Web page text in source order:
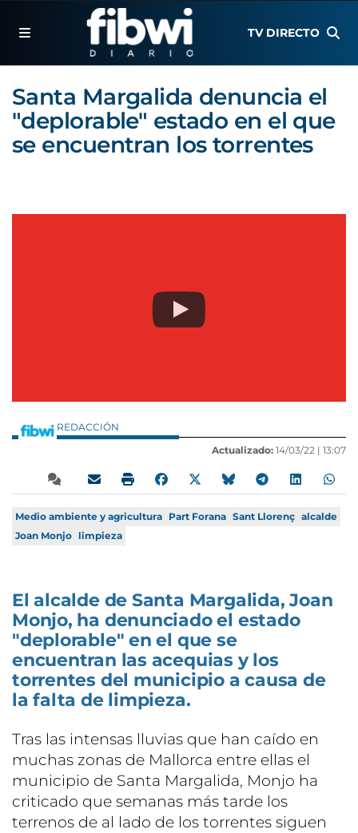
TV DIRECTO
Santa Margalida denuncia el
"deplorable" estado en el que
se encuentran los torrentes
REDACCIÓN
Actualizado: 14/03/22 | 13:07
Medio ambiente y agricultura Part Forana Sant Llorenç alcalde
Joan Monjo limpieza
El alcalde de Santa Margalida, Joan
Monjo, ha denunciado el estado
"deplorable" en el que se
encuentran las acequias y los
torrentes del municipio a causa de
la falta de limpieza.
Tras las intensas lluvias que han caído en
muchas zonas de Mallorca entre ellas el
municipio de Santa Margalida, Monjo ha
criticado que semanas más tarde los
terrenos de al lado de los torrentes siguen